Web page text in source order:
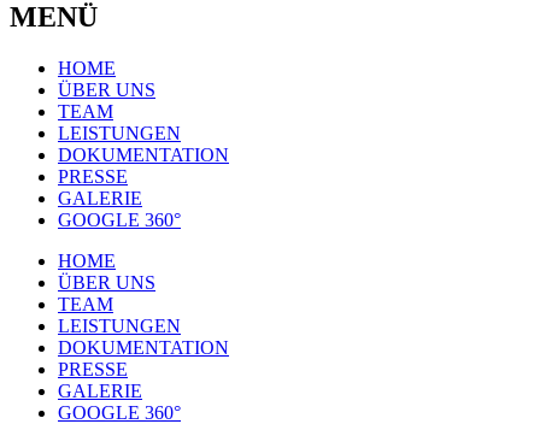
MENÜ
HOME
ÜBER UNS
TEAM
LEISTUNGEN
DOKUMENTATION
PRESSE
GALERIE
GOOGLE 360°
HOME
ÜBER UNS
TEAM
LEISTUNGEN
DOKUMENTATION
PRESSE
GALERIE
GOOGLE 360°